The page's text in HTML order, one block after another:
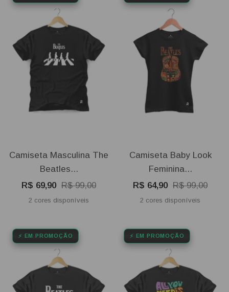
Camiseta Masculina The
Beatles...
Preço
promocional
R$ 69,90 Preço
normal
R$ 99,00
2 cores disponíveis
Camiseta Baby Look
Feminina...
Preço
promocional
R$ 64,90 Preço
normal
R$ 99,00
2 cores disponíveis
⚡ EM PROMOÇÃO ⚡ EM PROMOÇÃO